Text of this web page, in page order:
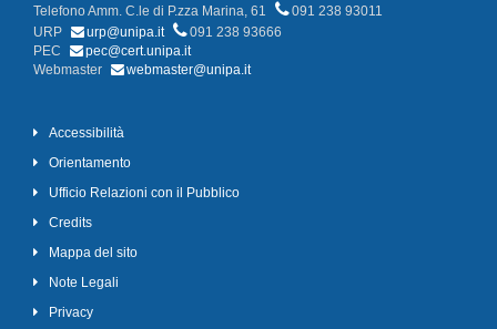
Telefono Amm. C.le di P.zza Marina, 61
091 238 93011
URP
urp@unipa.it
091 238 93666
PEC
pec@cert.unipa.it
Webmaster
webmaster@unipa.it
Accessibilità
Orientamento
Ufficio Relazioni con il Pubblico
Credits
Mappa del sito
Note Legali
Privacy